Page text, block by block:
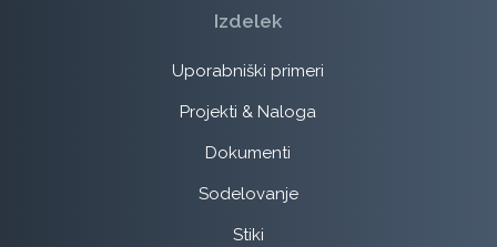
Izdelek
Uporabniški primeri
Projekti & Naloga
Dokumenti
Sodelovanje
Stiki